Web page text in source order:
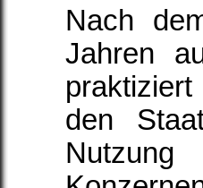
Nach
Jahren
den